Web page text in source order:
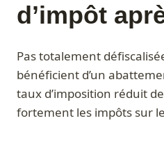
d’impôt
Pas totalement
bénéficient d’un
taux d’imposition réduit
fortement les impôts sur